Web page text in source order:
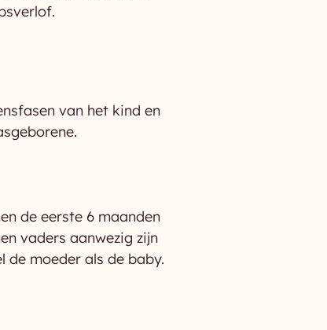
van het kind en
de eerste 6 maanden
vaders aanwezig zijn
de moeder als de baby.